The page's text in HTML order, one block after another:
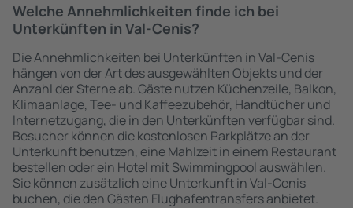
Welche Annehmlichkeiten finde ich bei
Unterkünften in Val-Cenis?
Die Annehmlichkeiten bei Unterkünften in Val-Cenis
hängen von der Art des ausgewählten Objekts und der
Anzahl der Sterne ab. Gäste nutzen Küchenzeile, Balkon,
Klimaanlage, Tee- und Kaffeezubehör, Handtücher und
Internetzugang, die in den Unterkünften verfügbar sind.
Besucher können die kostenlosen Parkplätze an der
Unterkunft benutzen, eine Mahlzeit in einem Restaurant
bestellen oder ein Hotel mit Swimmingpool auswählen.
Sie können zusätzlich eine Unterkunft in Val-Cenis
buchen, die den Gästen Flughafentransfers anbietet.